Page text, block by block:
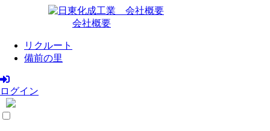
会社概要
リクルート
備前の里
ログイン